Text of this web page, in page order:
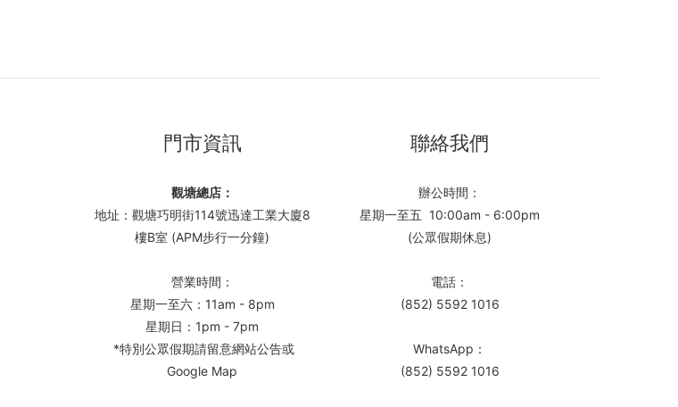
門市資訊
觀塘總店：
地址：觀塘巧明街114號迅達工業大廈8
樓B室 (APM步行一分鐘)
營業時間：
星期一至六：11am - 8pm
星期日：1pm - 7pm
*特別公眾假期請留意網站公告或
Google Map
聯絡我們
辦公時間：
星期一至五 10:00am - 6:00pm
(公眾假期休息)
電話：
(852) 5592 1016
WhatsApp：
(852) 5592 1016